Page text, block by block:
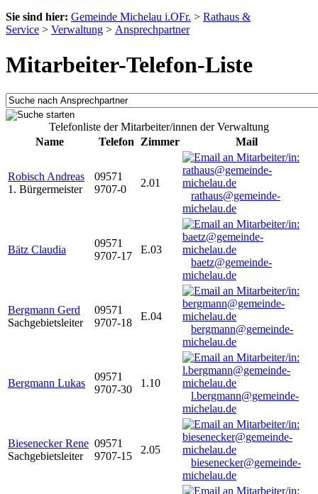
Sie sind hier: Gemeinde Michelau i.OFr. > Rathaus &
Service > Verwaltung > Ansprechpartner
Mitarbeiter-Telefon-Liste
Telefonliste der Mitarbeiter/innen der Verwaltung
Name
Telefon Zimmer Mail
Robisch Andreas
1. Bürgermeister
09571
9707-0
2.01
rathaus@gemeinde-
michelau.de
Bätz Claudia
09571
9707-17
E.03
baetz@gemeinde-
michelau.de
Bergmann Gerd
Sachgebietsleiter
09571
9707-18
E.04
bergmann@gemeinde-
michelau.de
Bergmann Lukas
09571
9707-30
1.10
l.bergmann@gemeinde-
michelau.de
Biesenecker Rene
Sachgebietsleiter
09571
9707-15
2.05
biesenecker@gemeinde-
michelau.de